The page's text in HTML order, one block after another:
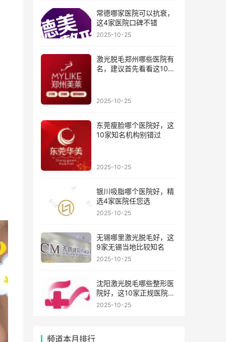
常德哪家医院可以抗衰，
这4家医院口碑不错
2025-10-25
激光脱毛郑州哪些医院有
名，建议首先看看这10家
2025-10-25
东莞瘦脸哪个医院好，这
10家知名机构别错过
2025-10-25
银川吸脂哪个医院好，精
选4家医院任您选
2025-10-25
无锡哪里激光脱毛好，这
9家无锡当地比较知名
2025-10-25
沈阳激光脱毛哪些整形医
院好，这10家正规医院值
得你看看
2025-10-25
频道本月排行